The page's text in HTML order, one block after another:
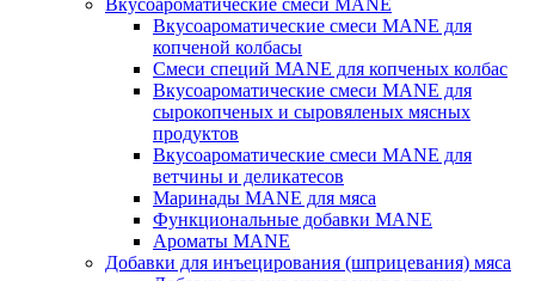
Вкусоароматические смеси MANE
Вкусоароматические смеси MANE для
копченой колбасы
Смеси специй MANE для копченых колбас
Вкусоароматические смеси MANE для
сырокопченых и сыровяленых мясных
продуктов
Вкусоароматические смеси MANE для
ветчины и деликатесов
Маринады MANE для мяса
Функциональные добавки MANE
Ароматы MANE
Добавки для инъецирования (шприцевания) мяса